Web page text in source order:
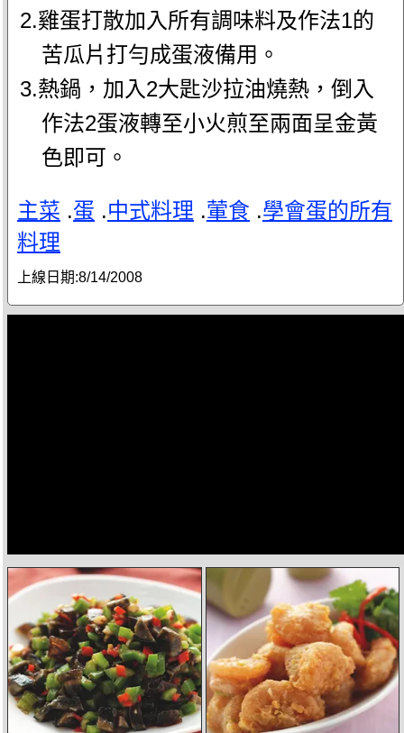
2.雞蛋打散加入所有調味料及作法1的
苦瓜片打勻成蛋液備用。
3.熱鍋，加入2大匙沙拉油燒熱，倒入
作法2蛋液轉至小火煎至兩面呈金黃
色即可。
主菜 .蛋 .中式料理 .葷食 .學會蛋的所有
料理
上線日期:8/14/2008